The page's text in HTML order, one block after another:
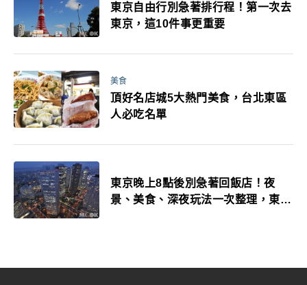
東京自由行別急著排行程！第一次去
東京，這10件事更重要
美食
頂好名店城5大熱門美食，台北東區
人必吃名單
東京晚上8點後別急著回飯店！夜
景、美食、深夜玩法一次整理，東京